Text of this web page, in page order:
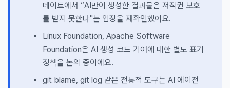
데이트에서 “AI만이 생성한 결과물은 저작권 보호
를 받지 못한다"는 입장을 재확인했어요.
Linux Foundation, Apache Software
Foundation은 AI 생성 코드 기여에 대한 별도 표기
정책을 논의 중이에요.
git blame, git log 같은 전통적 도구는 AI 에이전